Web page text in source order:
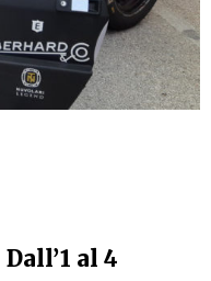
Dall’1 al 4